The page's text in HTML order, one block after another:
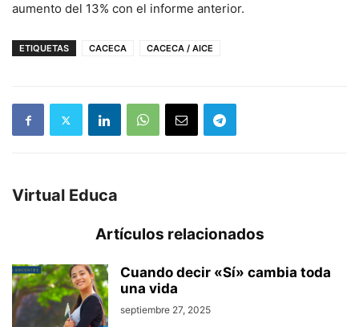
aumento del 13% con el informe anterior.
ETIQUETAS CACECA CACECA / AICE
Virtual Educa
Artículos relacionados
Cuando decir «Sí» cambia toda
una vida
septiembre 27, 2025